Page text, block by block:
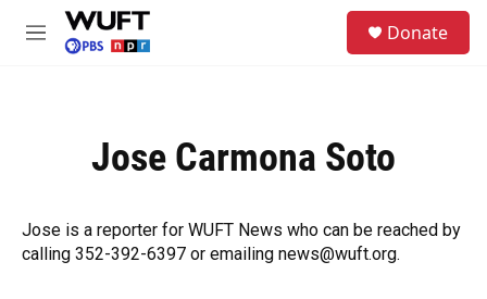
Skip to main content
M
Donate
Jose Carmona Soto
Jose is a reporter for WUFT News who can be reached by
calling 352-392-6397 or emailing news@wuft.org.